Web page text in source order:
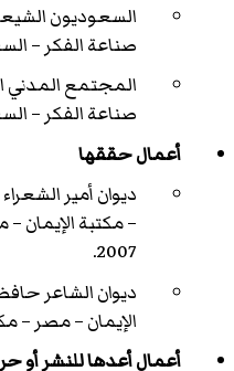
السعوديون
صناعة الفكر –
المجتمع المدني
صناعة الفكر –
أعمال حققها
ديوان أمير
– مكتبة الإيمان
2007.
ديوان الشاعر
الإيمان – مصر –
أعمال أعدها للنشر أو